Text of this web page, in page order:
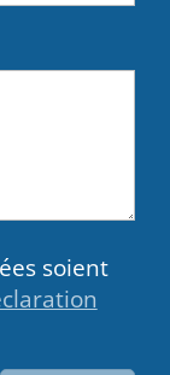
soient